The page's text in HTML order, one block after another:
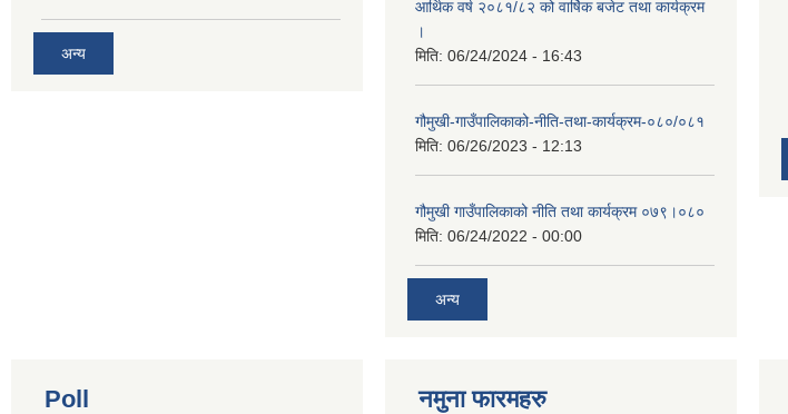
अन्य
आर्थिक वर्ष २०८१/८२ को वार्षिक बजेट तथा कार्यक्रम
।
मिति: 06/24/2024 - 16:43
गौमुखी-गाउँपालिकाको-नीति-तथा-कार्यक्रम-०८०/०८१
मिति: 06/26/2023 - 12:13
गौमुखी गाउँपालिकाको नीति तथा कार्यक्रम ०७९।०८०
मिति: 06/24/2022 - 00:00
अन्य
Poll नमुना फारमहरु